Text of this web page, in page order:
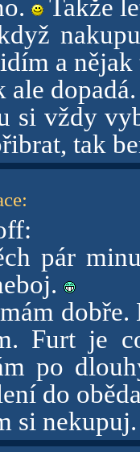
Takže
a
ale
si vždy
tak
:
pár
Furt je
po
do
si